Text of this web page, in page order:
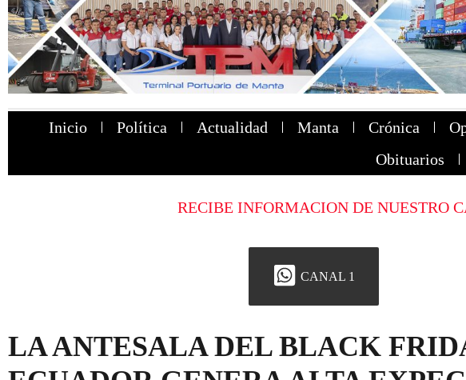
Inicio Política Actualidad Manta Crónica
Obituarios
RECIBE INFORMACION DE NUESTRO
CANAL 1
LA ANTESALA DEL BLACK